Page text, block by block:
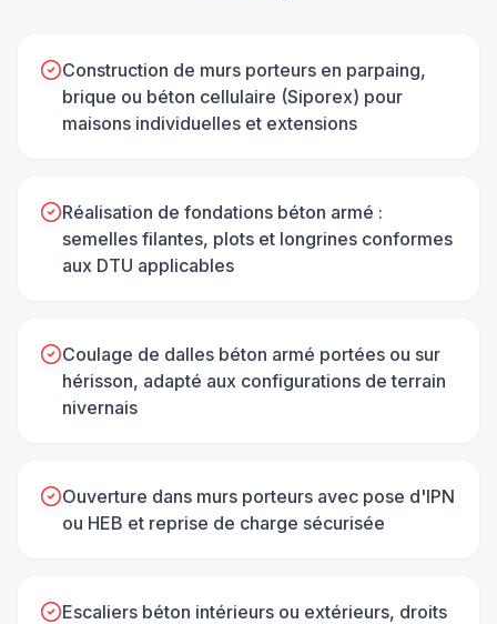
Construction de murs porteurs en parpaing,
brique ou béton cellulaire (Siporex) pour
maisons individuelles et extensions
Réalisation de fondations béton armé :
semelles filantes, plots et longrines conformes
aux DTU applicables
Coulage de dalles béton armé portées ou sur
hérisson, adapté aux configurations de terrain
nivernais
Ouverture dans murs porteurs avec pose d'IPN
ou HEB et reprise de charge sécurisée
Escaliers béton intérieurs ou extérieurs, droits